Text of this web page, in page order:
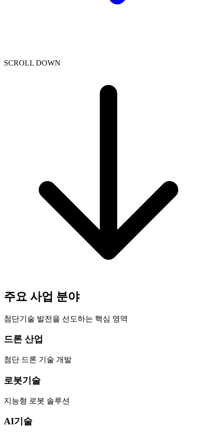
SCROLL DOWN
주요 사업 분야
첨단기술 발전을 선도하는 핵심 영역
드론 산업
첨단 드론 기술 개발
로봇기술
지능형 로봇 솔루션
AI기술